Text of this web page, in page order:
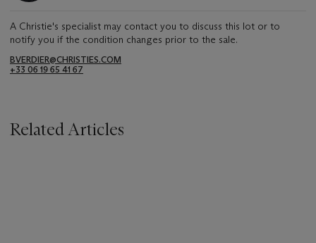
A Christie's specialist may contact you to discuss this lot or to
notify you if the condition changes prior to the sale.
BVERDIER@CHRISTIES.COM
+33 06 19 65 41 67
Related Articles